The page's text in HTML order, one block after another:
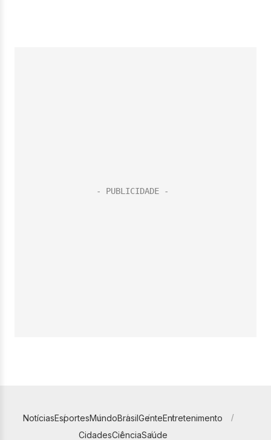
NotíciasEsportesMundoBrasilGenteEntretenimento
CidadesCiênciaSaúde